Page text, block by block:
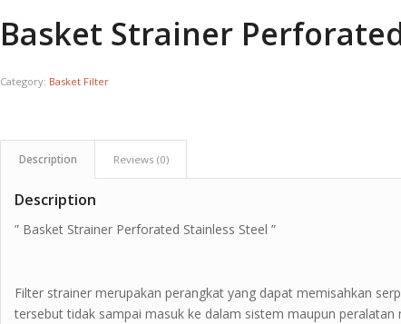
Basket Strainer
Category: Basket Filter
Description Reviews (0)
Description
” Basket Strainer Perforated Stainless Steel ”
Filter strainer merupakan perangkat yang dapat memisahkan
tersebut tidak sampai masuk ke dalam sistem maupun